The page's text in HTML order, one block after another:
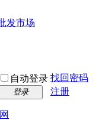
发市场
自动登录 找回密码
登录 注册